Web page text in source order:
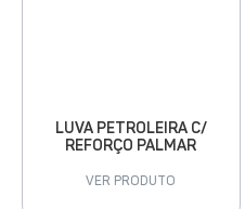
LUVA PETROLEIRA C/
REFORÇO PALMAR
VER PRODUTO